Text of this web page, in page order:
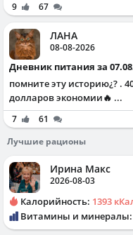
9 67
ЛАНА
08-08-2026
Дневник питания за
помните эту историю¿? .
долларов экономии🔥 ...
7
61
Лучшие рационы
Ирина Макс
2026-08-03
Калорийность: 1393
Витамины и минералы: